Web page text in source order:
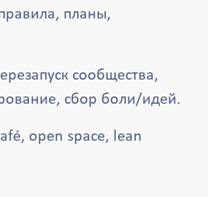
планы,
сообщества,
сбор боли/идей.
open space, lean